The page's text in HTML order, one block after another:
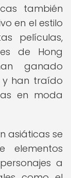
también
en el estilo
películas,
de Hong
ganado
han traído
en moda
asiáticas se
elementos
a